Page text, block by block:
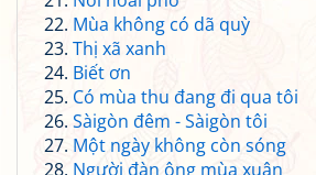
Mùa không có dã quỳ
Thị xã xanh
Biết ơn
Có mùa thu đang đi qua tôi
Sàigòn đêm - Sàigòn tôi
Một ngày không còn sóng
Người đàn ông mùa xuân